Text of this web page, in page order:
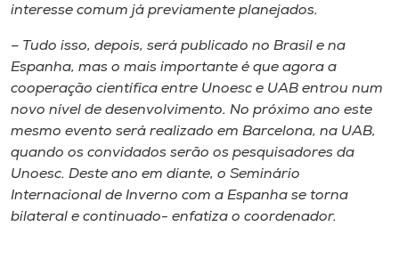
interesse comum já previamente planejados.
– Tudo isso, depois, será publicado no Brasil e na
Espanha, mas o mais importante é que agora a
cooperação científica entre Unoesc e UAB entrou num
novo nível de desenvolvimento. No próximo ano este
mesmo evento será realizado em Barcelona, na UAB,
quando os convidados serão os pesquisadores da
Unoesc. Deste ano em diante, o Seminário
Internacional de Inverno com a Espanha se torna
bilateral e continuado- enfatiza o coordenador.